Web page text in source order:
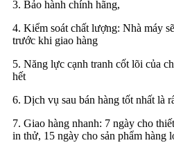
3. Bảo hành chính hãng,
4. Kiểm soát chất lượng: Nhà máy
trước khi giao hàng
5. Năng lực cạnh tranh cốt lõi của
hết
6. Dịch vụ sau bán hàng tốt nhất là
7. Giao hàng nhanh: 7 ngày cho
in thử, 15 ngày cho sản phẩm hàng